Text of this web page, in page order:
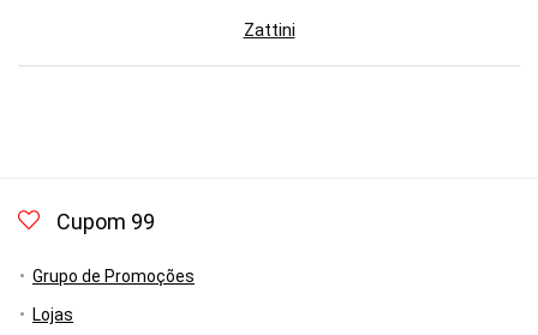
Zattini
Cupom 99
Grupo de Promoções
Lojas